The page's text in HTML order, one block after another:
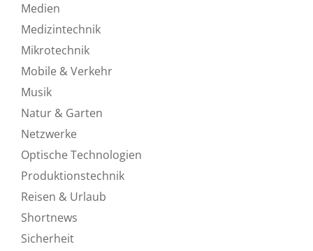
Medien
Medizintechnik
Mikrotechnik
Mobile & Verkehr
Musik
Natur & Garten
Netzwerke
Optische Technologien
Produktionstechnik
Reisen & Urlaub
Shortnews
Sicherheit